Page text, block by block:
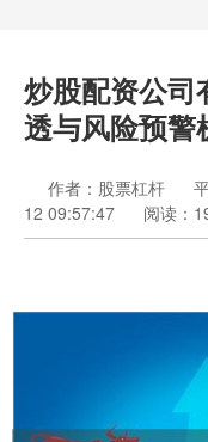
炒股配资公司
透与风险预警
作者：股票杠杆
12 09:57:47
阅读：